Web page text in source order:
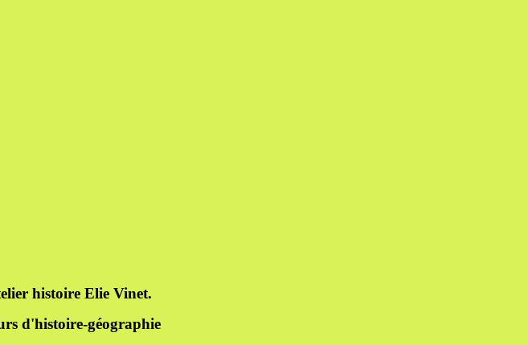
histoire Elie Vinet.
d'histoire-géographie